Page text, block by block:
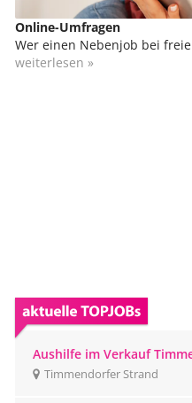
Aushilfe im Verkauf
Timmendorfer Strand
Online-Umfragen
Wer einen Nebenjob bei
sich sogar von zu Hause
weiterlesen »